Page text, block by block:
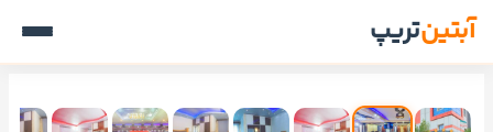
آبتینتریپ